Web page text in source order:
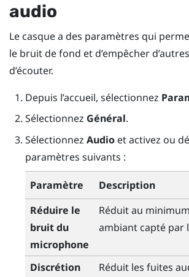
audio
Le casque a des paramètres qui
le bruit de fond et d’empêcher
d’écouter.
Depuis l’accueil, sélectionnez
Sélectionnez Général.
Sélectionnez Audioet activez ou
paramètres suivants :
Paramètre
Description
Réduire le
bruit du
microphone
Réduit au
ambiant capté par
Discrétion
Réduit les fuites